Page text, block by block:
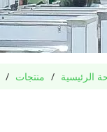
الرئيسية / منتجات /